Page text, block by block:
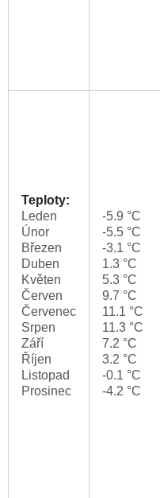
Teploty:
Leden
Únor
Březen
Duben
Květen
Červen
Červenec
Srpen
Září
Říjen
Listopad
Prosinec
-5.9 °C
-5.5 °C
-3.1 °C
1.3 °C
5.3 °C
9.7 °C
11.1 °C
11.3 °C
7.2 °C
3.2 °C
-0.1 °C
-4.2 °C